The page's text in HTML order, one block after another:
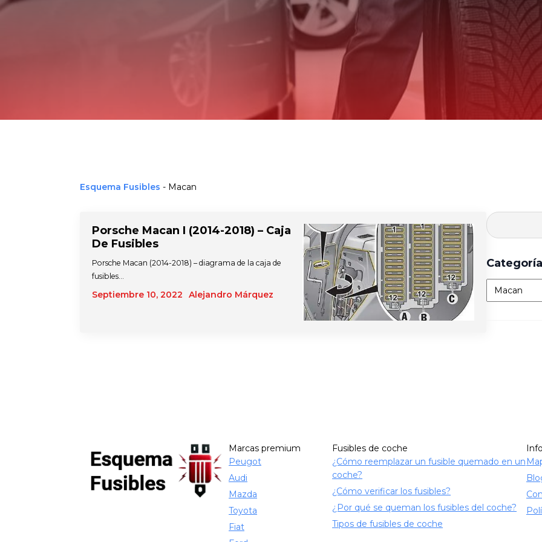
Esquema Fusibles - Macan
Porsche Macan I (2014-2018) – Caja
De Fusibles
Septiembre 10, 2022 Alejandro Márquez
Porsche Macan (2014-2018) – diagrama de la caja de
fusibles…
Categorías
Marcas premium
Peugot
Audi
Mazda
Toyota
Fiat
Fusibles de coche
¿Cómo reemplazar un fusible quemado en un
coche?
¿Cómo verificar los fusibles?
¿Por qué se queman los fusibles del coche?
Tipos de fusibles de coche